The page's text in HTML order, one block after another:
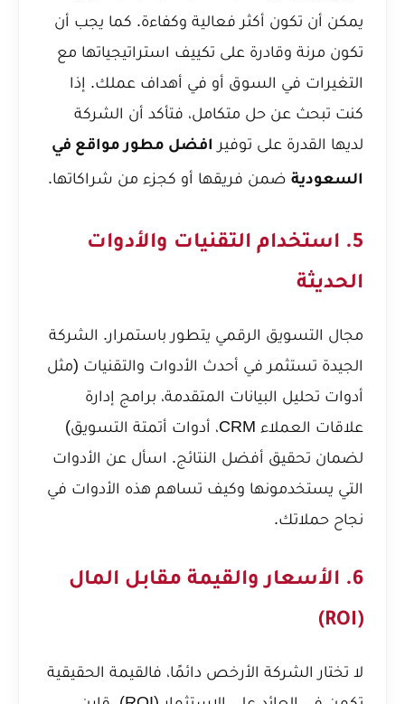
يمكن أن تكون أكثر فعالية وكفاءة. كما يجب أن
تكون مرنة وقادرة على تكييف استراتيجياتها مع
التغيرات في السوق أو في أهداف عملك. إذا
كنت تبحث عن حل متكامل، فتأكد أن الشركة
لديها القدرة على توفير افضل مطور مواقع في
السعودية ضمن فريقها أو كجزء من شراكاتها.
5. استخدام التقنيات والأدوات
الحديثة
مجال التسويق الرقمي يتطور باستمرار. الشركة
الجيدة تستثمر في أحدث الأدوات والتقنيات (مثل
أدوات تحليل البيانات المتقدمة، برامج إدارة
علاقات العملاء CRM، أدوات أتمتة التسويق)
لضمان تحقيق أفضل النتائج. اسأل عن الأدوات
التي يستخدمونها وكيف تساهم هذه الأدوات في
نجاح حملاتك.
6. الأسعار والقيمة مقابل المال
(ROI)
لا تختار الشركة الأرخص دائمًا، فالقيمة الحقيقية